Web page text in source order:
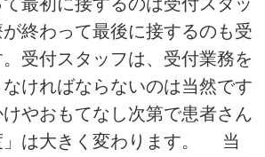
終わって最後に接するのも受
受付スタッフは、受付業務を
ければならないのは当然です
やおもてなし次第で患者さん
」は大きく変わります。 当